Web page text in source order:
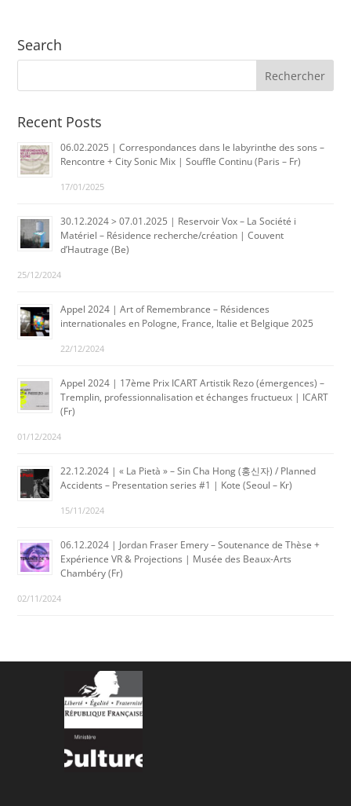
Search
Recent Posts
06.02.2025 | Correspondances dans le labyrinthe des sons –
Rencontre + City Sonic Mix | Souffle Continu (Paris – Fr)
17/01/2025
30.12.2024 > 07.01.2025 | Reservoir Vox – La Société i
Matériel – Résidence recherche/création | Couvent
d’Hautrage (Be)
25/12/2024
Appel 2024 | Art of Remembrance – Résidences
internationales en Pologne, France, Italie et Belgique 2025
22/12/2024
Appel 2024 | 17ème Prix ICART Artistik Rezo (émergences) –
Tremplin, professionnalisation et échanges fructueux | ICART
(Fr)
01/12/2024
22.12.2024 | « La Pietà » – Sin Cha Hong (홍신자) / Planned
Accidents – Presentation series #1 | Kote (Seoul – Kr)
15/11/2024
06.12.2024 | Jordan Fraser Emery – Soutenance de Thèse +
Expérience VR & Projections | Musée des Beaux-Arts
Chambéry (Fr)
02/11/2024